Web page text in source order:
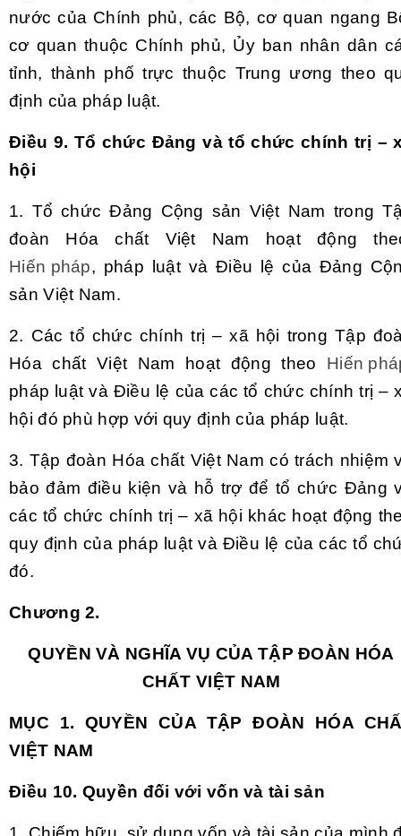
nước của Chính phủ, các Bộ, cơ quan ngang
cơ quan thuộc Chính phủ, Ủyban nhân dân
tỉnh, thành phố trực thuộc Trung ương theo
định của pháp luật.
Điều 9. Tổ chức Đảng và tổ chức chính trị –
hội
1. Tổ chức Đảng Cộng sản Việt Nam trong
đoàn Hóa chất Việt Nam hoạt động
Hiến pháp, pháp luật và Điều lệ của Đảng
sản Việt Nam.
2. Các tổ chức chính trị – xã hội trong Tập
Hóa chất Việt Nam hoạt động theo Hiến
pháp luật và Điều lệ của các tổ chức chính trị –
hội đó phù hợp với quy định của pháp luật.
3. Tập đoàn Hóa chất Việt Nam có trách nhiệm
bảo đảm điều kiện và hỗ trợ để tổ chức Đảng
các tổ chức chính trị – xã hội khác hoạt động
quy định của pháp luật và Điều lệ của các tổ
đó.
Chương2.
QUYỀN VÀ NGHĨA VỤ CỦA TẬP ĐOÀN HÓA
CHẤT VIỆT NAM
MỤC 1. QUYỀN CỦA TẬP ĐOÀN HÓA
VIỆT NAM
Điều 10. Quyền đối với vốn và tài sản